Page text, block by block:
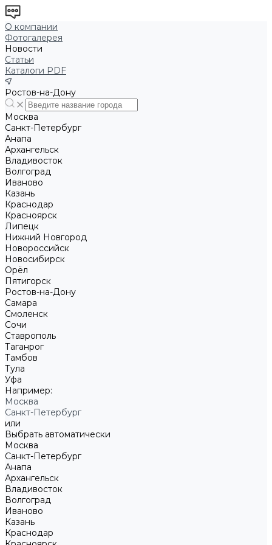
О компании
Фотогалерея
Новости
Статьи
Каталоги PDF
Ростов-на-Дону
Москва
Санкт-Петербург
Анапа
Архангельск
Владивосток
Волгоград
Иваново
Казань
Краснодар
Красноярск
Липецк
Нижний Новгород
Новороссийск
Новосибирск
Орёл
Пятигорск
Ростов-на-Дону
Самара
Смоленск
Сочи
Ставрополь
Таганрог
Тамбов
Тула
Уфа
Например:
Москва
Санкт-Петербург
или
Выбрать автоматически
Москва
Санкт-Петербург
Анапа
Архангельск
Владивосток
Волгоград
Иваново
Казань
Краснодар